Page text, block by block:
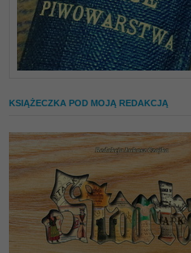
KSIĄŻECZKA POD MOJĄ REDAKCJĄ